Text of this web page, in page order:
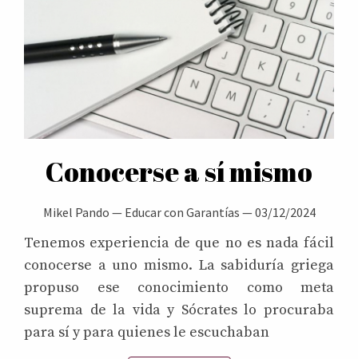
Conocerse a sí mismo
Mikel Pando — Educar con Garantías —03/12/2024
Tenemos experiencia de que no es nada fácil
conocerse a uno mismo. La sabiduría griega
propuso ese conocimiento como meta
suprema de la vida y Sócrates lo procuraba
para sí y para quienes le escuchaban